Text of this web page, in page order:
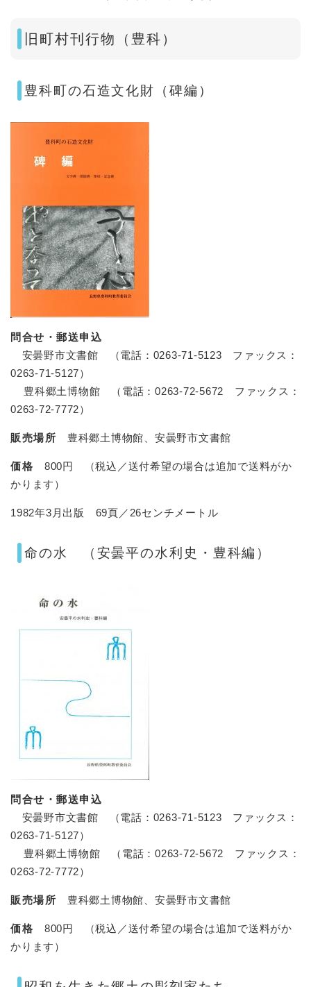
旧町村刊行物（豊科）
豊科町の石造文化財（碑編）
問合せ・郵送申込
安曇野市文書館 （電話：0263-71-5123 ファックス：
0263-71-5127）
豊科郷土博物館 （電話：0263-72-5672 ファックス：
0263-72-7772）
販売場所 豊科郷土博物館、安曇野市文書館
価格 800円 （税込／送付希望の場合は追加で送料がか
かります）
1982年3月出版 69頁／26センチメートル
命の水 （安曇平の水利史・豊科編）
問合せ・郵送申込
安曇野市文書館 （電話：0263-71-5123 ファックス：
0263-71-5127）
豊科郷土博物館 （電話：0263-72-5672 ファックス：
0263-72-7772）
販売場所 豊科郷土博物館、安曇野市文書館
価格 800円 （税込／送付希望の場合は追加で送料がか
かります）